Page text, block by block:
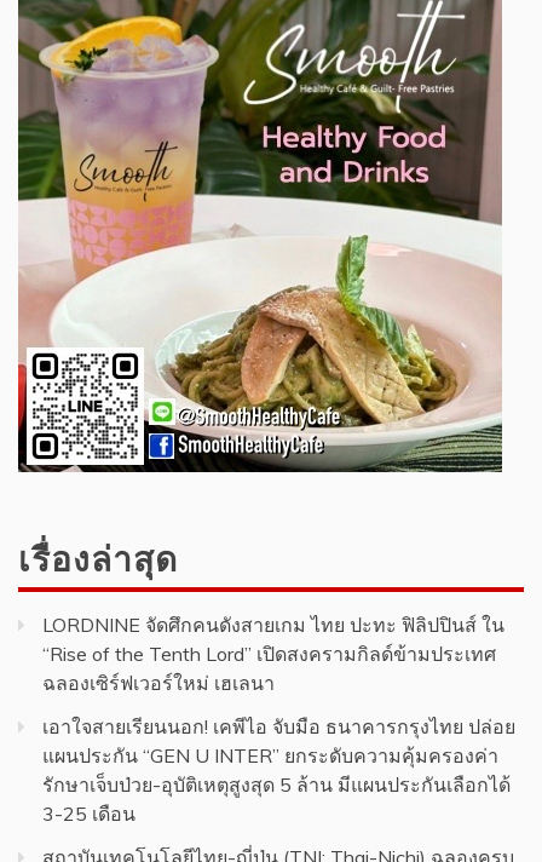
เรื่องล่าสุด
LORDNINE จัดศึกคนดังสายเกม ไทย ปะทะ ฟิลิปปินส์ ใน
“Rise of the Tenth Lord” เปิดสงครามกิลด์ข้ามประเทศ
ฉลองเซิร์ฟเวอร์ใหม่ เฮเลนา
เอาใจสายเรียนนอก! เคพีไอ จับมือ ธนาคารกรุงไทย ปล่อย
แผนประกัน “GEN U INTER” ยกระดับความคุ้มครองค่า
รักษาเจ็บป่วย-อุบัติเหตุสูงสุด 5 ล้าน มีแผนประกันเลือกได้
3-25 เดือน